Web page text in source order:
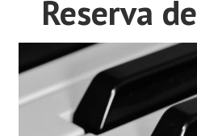
Reserva